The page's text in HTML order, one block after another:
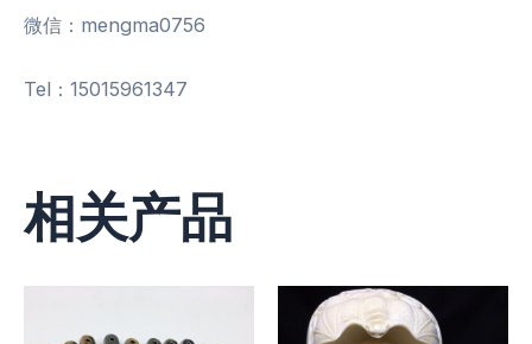
微信：mengma0756
Tel：15015961347
相关产品